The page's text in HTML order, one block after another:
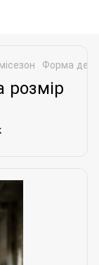
Форма
розмір